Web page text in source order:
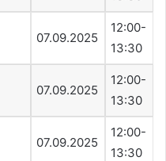
07.09.2025
12:00-
13:30
07.09.2025
12:00-
13:30
07.09.2025
12:00-
13:30